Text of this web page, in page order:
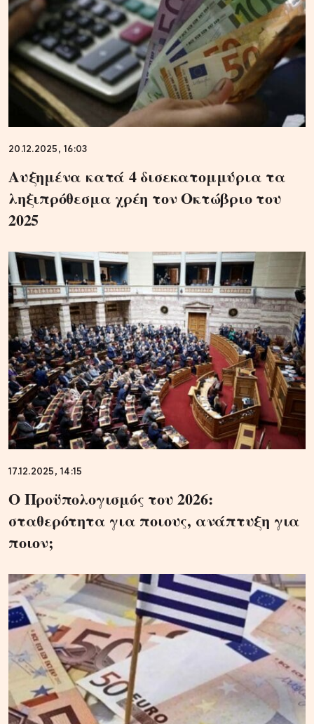
20.12.2025, 16:03
Αυξημένα κατά 4 δισεκατομμύρια τα
ληξιπρόθεσμα χρέη τον Οκτώβριο του
2025
17.12.2025, 14:15
Ο Προϋπολογισμός του 2026:
σταθερότητα για ποιους, ανάπτυξη για
ποιον;